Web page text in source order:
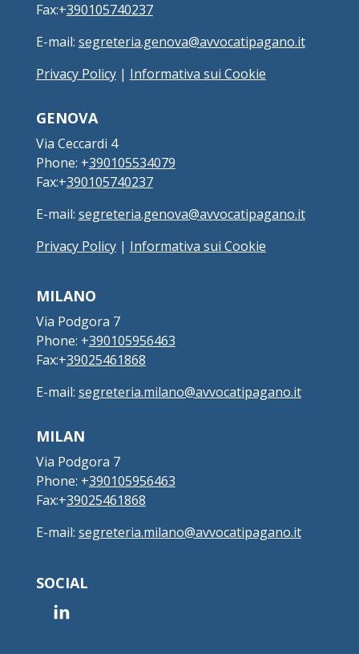
Fax:+390105740237
E-mail: segreteria.genova@avvocatipagano.it
Privacy Policy| Informativa sui Cookie
GENOVA
Via Ceccardi 4
Phone: +390105534079
Fax:+390105740237
E-mail: segreteria.genova@avvocatipagano.it
Privacy Policy| Informativa sui Cookie
MILANO
Via Podgora 7
Phone: +390105956463
Fax:+39025461868
E-mail: segreteria.milano@avvocatipagano.it
MILAN
Via Podgora 7
Phone: +390105956463
Fax:+39025461868
E-mail: segreteria.milano@avvocatipagano.it
SOCIAL